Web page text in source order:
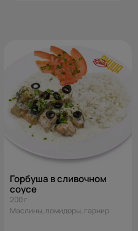
Горбуша в сливочном
соусе
200 г
Маслины, помидоры, гарнир